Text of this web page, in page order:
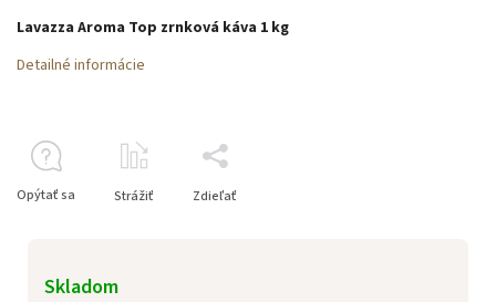
Skladom
Lavazza Aroma Top zrnková káva 1 kg
Detailné informácie
Opýtať sa Strážiť Zdieľať